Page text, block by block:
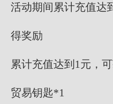
活动期间累计充值达
得奖励
累计充值达到1元，
贸易钥匙*1